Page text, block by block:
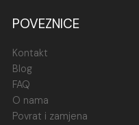
POVEZNICE
Kontakt
Blog
FAQ
O nama
Povrat i zamjena